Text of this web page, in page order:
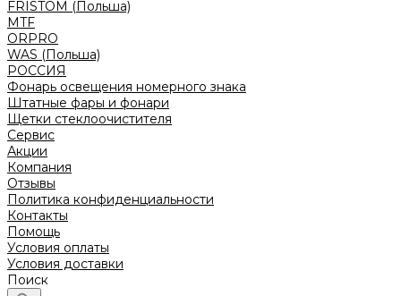
FRISTOM (Польша)
MTF
ORPRO
WAS (Польша)
РОССИЯ
Фонарь освещения номерного знака
Штатные фары и фонари
Щетки стеклоочистителя
Сервис
Акции
Компания
Отзывы
Политика конфиденциальности
Контакты
Помощь
Условия оплаты
Условия доставки
Поиск